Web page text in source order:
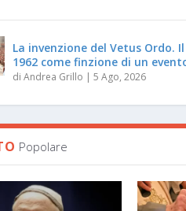
La invenzione del Vetus Ordo.
1962 come finzione di un
diAndrea Grillo |5 Ago, 2026
Popolare